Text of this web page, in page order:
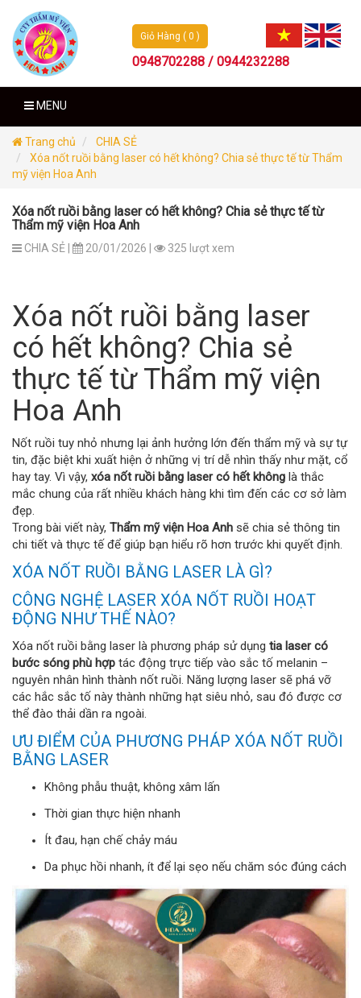
Giỏ Hàng ( 0 )
0948702288 / 0944232288
MENU
Trang chủ
CHIA SẺ
Xóa nốt ruồi bằng laser có hết không? Chia sẻ thực tế từ Thẩm
mỹ viện Hoa Anh
Xóa nốt ruồi bằng laser có hết không? Chia sẻ thực tế từ
Thẩm mỹ viện Hoa Anh
CHIA SẺ | 20/01/2026 | 325 lượt xem
Xóa nốt ruồi bằng laser
có hết không? Chia sẻ
thực tế từ Thẩm mỹ viện
Hoa Anh
Nốt ruồi tuy nhỏ nhưng lại ảnh hưởng lớn đến thẩm mỹ và sự tự
tin, đặc biệt khi xuất hiện ở những vị trí dễ nhìn thấy như mặt, cổ
hay tay. Vì vậy, xóa nốt ruồi bằng laser có hết không là thắc
mắc chung của rất nhiều khách hàng khi tìm đến các cơ sở làm
đẹp.
Trong bài viết này, Thẩm mỹ viện Hoa Anh sẽ chia sẻ thông tin
chi tiết và thực tế để giúp bạn hiểu rõ hơn trước khi quyết định.
XÓA NỐT RUỒI BẰNG LASER LÀ GÌ?
CÔNG NGHỆ LASER XÓA NỐT RUỒI HOẠT
ĐỘNG NHƯ THẾ NÀO?
Xóa nốt ruồi bằng laser là phương pháp sử dụng tia laser có
bước sóng phù hợp tác động trực tiếp vào sắc tố melanin –
nguyên nhân hình thành nốt ruồi. Năng lượng laser sẽ phá vỡ
các hắc sắc tố này thành những hạt siêu nhỏ, sau đó được cơ
thể đào thải dần ra ngoài.
ƯU ĐIỂM CỦA PHƯƠNG PHÁP XÓA NỐT RUỒI
BẰNG LASER
Không phẫu thuật, không xâm lấn
Thời gian thực hiện nhanh
Ít đau, hạn chế chảy máu
Da phục hồi nhanh, ít để lại sẹo nếu chăm sóc đúng cách